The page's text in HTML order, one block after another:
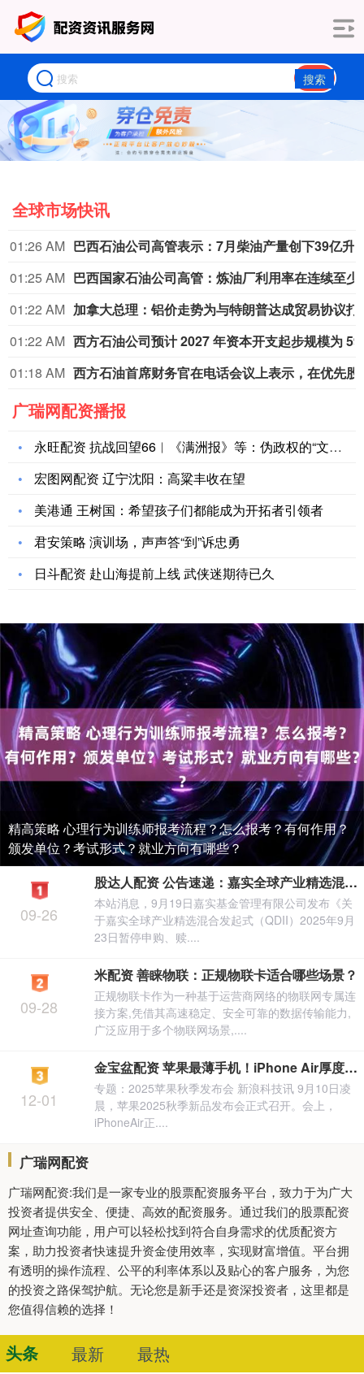
搜索
全球市场快讯
01:26 AM
01:25 AM
01:22 AM
01:22 AM
01:18 AM
广瑞网配资播报
永旺配资 抗战回望66︱《满洲报》等：伪政权的“文化殖民”
宏图网配资 辽宁沈阳：高粱丰收在望
美港通 王树国：希望孩子们都能成为开拓者引领者
君安策略 演训场，声声答“到”诉忠勇
日斗配资 赴山海提前上线 武侠迷期待已久
精高策略 心理行为训练师报考流程？怎么报考？有何作用？
颁发单位？考试形式？就业方向有哪些？
股达人配资 公告速递：嘉实全球产业精选混合发起式（QDII）2025年9月23日暂停申购、赎回及定期定额投资业务
本站消息，9月19日嘉实基金管理有限公司发布《关
于嘉实全球产业精选混合发起式（QDII）2025年9月
23日暂停申购、赎....
09-26
米配资 善睐物联：正规物联卡适合哪些场景？
正规物联卡作为一种基于运营商网络的物联网专属连
接方案,凭借其高速稳定、安全可靠的数据传输能力,
广泛应用于多个物联网场景,....
09-28
金宝盆配资 苹果最薄手机！iPhone Air厚度仅5.6mm，比历代iPhone更耐用
专题：2025苹果秋季发布会 新浪科技讯 9月10日凌
晨，苹果2025秋季新品发布会正式召开。会上，
iPhoneAir正....
12-01
广瑞网配资
广瑞网配资:我们是一家专业的股票配资服务平台，致力于为广大
投资者提供安全、便捷、高效的配资服务。通过我们的股票配资
网址查询功能，用户可以轻松找到符合自身需求的优质配资方
案，助力投资者快速提升资金使用效率，实现财富增值。平台拥
有透明的操作流程、公平的利率体系以及贴心的客户服务，为您
的投资之路保驾护航。无论您是新手还是资深投资者，这里都是
您值得信赖的选择！
头条 最新 最热